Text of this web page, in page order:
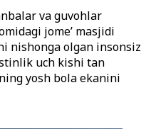
va guvohlar
jome’ masjidi
nishonga olgan insonsiz
uch kishi tan
yosh bola ekanini